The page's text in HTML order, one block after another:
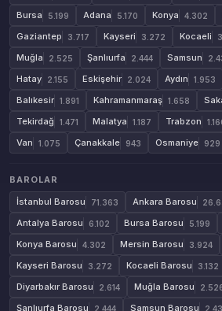
Bursa 5.199 Adana 5.170 Konya 4.302
Gaziantep 3.717 Kayseri 3.272 Kocaeli
Muğla 2.525 Şanlıurfa 2.444 Samsun
Hatay 2.155 Eskişehir 2.024 Aydın 1.953
Balıkesir 1.891 Kahramanmaraş 1.658
Tekirdağ 1.471 Malatya 1.187 Trabzon
Van 1.075 Çanakkale 943 Osmaniye 929
BAROLAR
İstanbul Barosu
71.363 Ankara Barosu
Antalya Barosu 6.102 Bursa Barosu 5.199
Konya Barosu 4.302 Mersin Barosu 3.924
Kayseri Barosu 3.272 Kocaeli Barosu 3.132
Diyarbakır Barosu 2.614 Muğla Barosu
Şanlıurfa Barosu 2.444 Samsun Barosu